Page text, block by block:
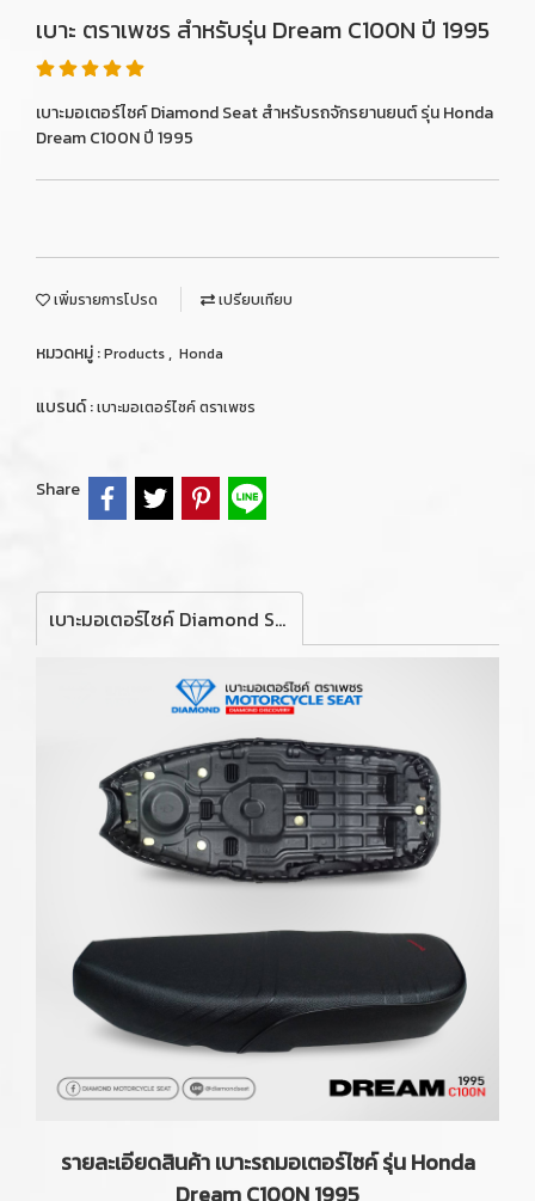
เบาะ ตราเพชร สำหรับรุ่น Dream C100N ปี 1995
เบาะมอเตอร์ไซค์ Diamond Seat สำหรับรถจักรยานยนต์ รุ่น Honda
Dream C100N ปี 1995
เพิ่มรายการโปรด เปรียบเทียบ
หมวดหมู่ :Products, Honda
แบรนด์ :เบาะมอเตอร์ไซค์ ตราเพชร
Share
เบาะมอเตอร์ไซค์ Diamond Seat สำหรับรถจักรยานยนต์ รุ่น Honda Dream C100N ปี 1995
รายละเอียดสินค้า เบาะรถมอเตอร์ไซค์ รุ่น Honda
Dream C100N 1995